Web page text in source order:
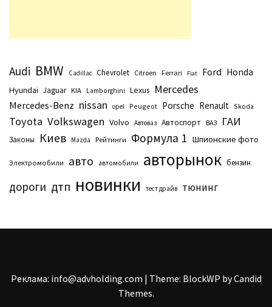
Audi BMW Cadillac Chevrolet Citroen Ferrari Fiat Ford Honda
Hyundai Jaguar KIA Lamborghini Lexus Mercedes
Mercedes-Benz nissan opel Peugeot Porsche Renault Skoda
Toyota Volkswagen Volvo Автоваз Автоспорт ВАЗ ГАИ
Законы Киев Маzda Рейтинги Формула 1 Шпионские фото
Электромобили авто автомобили авторынок бензин
дороги дтп новинки тест драйв тюнинг
Реклама: info@advholding.com | Theme: BlockWP byCandid
Themes.